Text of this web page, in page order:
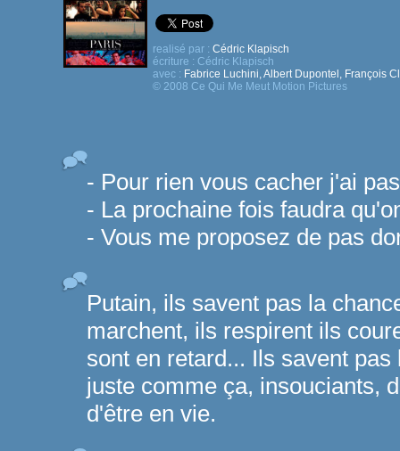
realisé par : Cédric Klapisch
écriture : Cédric Klapisch
avec : Fabrice Luchini,Albert Dupontel , François
© 2008 Ce Qui Me Meut Motion Pictures
- Pour rien vous cacher j'ai
- La prochaine fois faudra
- Vous me proposez de pas
Putain, ils savent pas la
marchent, ils respirent ils
sont en retard... Ils savent
juste comme ça, insouciants,
d'être en vie.